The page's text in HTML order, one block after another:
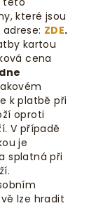
které jsou
ZDE.
kartou
cena
k platbě při
oproti
V případě
je
splatná při
lze hradit